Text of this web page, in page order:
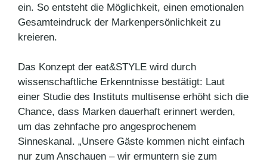
ein. So entsteht die Möglichkeit, einen emotionalen
Gesamteindruck der Markenpersönlichkeit zu
kreieren.
Das Konzept der eat&STYLE wird durch
wissenschaftliche Erkenntnisse bestätigt: Laut
einer Studie des Instituts multisense erhöht sich die
Chance, dass Marken dauerhaft erinnert werden,
um das zehnfache pro angesprochenem
Sinneskanal. „Unsere Gäste kommen nicht einfach
nur zum Anschauen – wir ermuntern sie zum